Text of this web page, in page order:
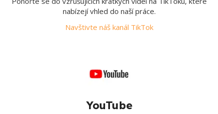
nabízejí vhled do naší práce.
Navštivte náš kanál TikTok
YouTube